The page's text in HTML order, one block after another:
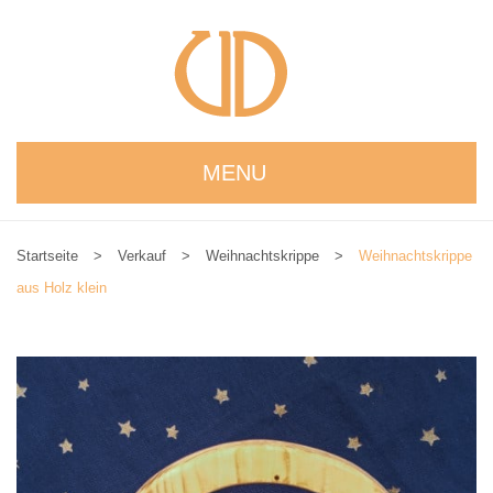
MENU
ONLINESHOP
alle Produkte
Kreativbaukasten
Startseite > Verkauf > Weihnachtskrippe >
Weihnachtskrippe
aus Holz klein